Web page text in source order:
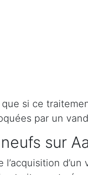
si ce
par un
sur
l’acquisition